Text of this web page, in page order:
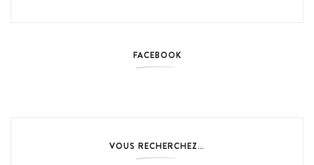
FACEBOOK
VOUS RECHERCHEZ…